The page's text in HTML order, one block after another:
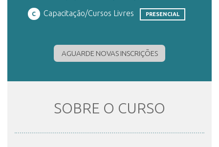
DOCUMENTOS
C Capacitação/Cursos Livres PRESENCIAL
AGUARDE NOVAS INSCRIÇÕES
SOBRE O CURSO